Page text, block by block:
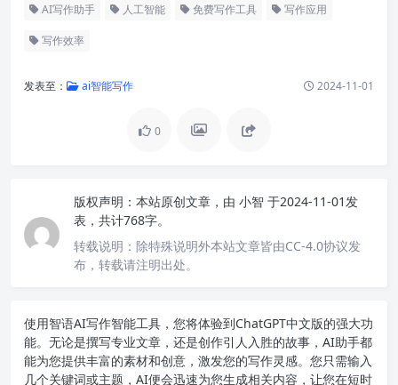
AI写作助手 人工智能 免费写作工具 写作应用
写作效率
发表至： ai智能写作 2024-11-01
0
版权声明： 本站原创文章，由 小智 于2024-11-01发
表，共计768字。
转载说明： 除特殊说明外本站文章皆由CC-4.0协议发
布，转载请注明出处。
使用智语AI写作智能工具，您将体验到ChatGPT中文版的强大功
能。无论是撰写专业文章，还是创作引人入胜的故事，AI助手都
能为您提供丰富的素材和创意，激发您的写作灵感。您只需输入
几个关键词或主题，AI便会迅速为您生成相关内容，让您在短时